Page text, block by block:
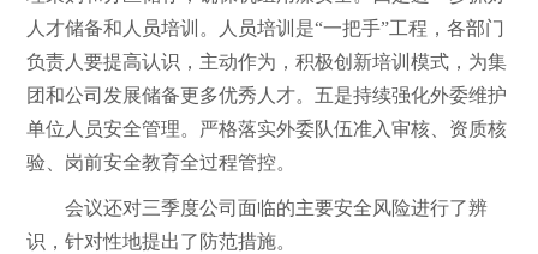
人才储备和人员培训。人员培训是“一把手”工程，各部门
负责人要提高认识，主动作为，积极创新培训模式，为集
团和公司发展储备更多优秀人才。五是持续强化外委维护
单位人员安全管理。严格落实外委队伍准入审核、资质核
验、岗前安全教育全过程管控。
会议还对三季度公司面临的主要安全风险进行了辨
识，针对性地提出了防范措施。